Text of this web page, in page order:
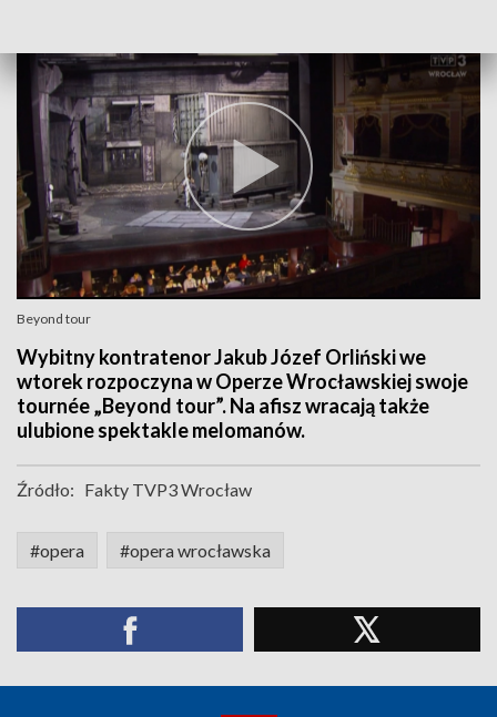
Beyond tour
Wybitny kontratenor Jakub Józef Orliński we
wtorek rozpoczyna w Operze Wrocławskiej swoje
tournée „Beyond tour”. Na afisz wracają także
ulubione spektakle melomanów.
Źródło: Fakty TVP3 Wrocław
#opera #opera wrocławska